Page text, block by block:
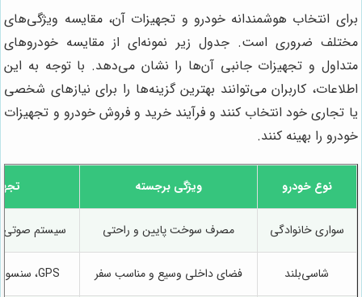
برای انتخاب هوشمندانه خودرو و تجهیزات آن، مقایسه ویژگی‌های
مختلف ضروری است. جدول زیر نمونه‌ای از مقایسه خودروهای
متداول و تجهیزات جانبی آن‌ها را نشان می‌دهد. با توجه به این
اطلاعات، کاربران می‌توانند بهترین گزینه‌ها را برای نیازهای شخصی
یا تجاری خود انتخاب کنند و فرآیند خرید و فروش خودرو و تجهیزات
خودرو را بهینه کنند.
نوع خودرو ویژگی برجسته
سواری خانوادگی مصرف سوخت پایین و راحتی سیستم
شاسی‌بلند فضای داخلی وسیع و مناسب سفر GPS، سنسور پارک، صندلی چرمی